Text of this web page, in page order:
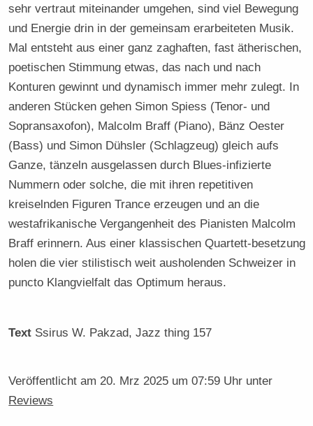
sehr vertraut miteinander umgehen, sind viel Bewegung
und Energie drin in der gemeinsam erarbeiteten Musik.
Mal entsteht aus einer ganz zaghaften, fast ätherischen,
poetischen Stimmung etwas, das nach und nach
Konturen gewinnt und dynamisch immer mehr zulegt. In
anderen Stücken gehen Simon Spiess (Tenor- und
Sopransaxofon), Malcolm Braff (Piano), Bänz Oester
(Bass) und Simon Dühsler (Schlagzeug) gleich aufs
Ganze, tänzeln ausgelassen durch Blues-infizierte
Nummern oder solche, die mit ihren repetitiven
kreiselnden Figuren Trance erzeugen und an die
westafrikanische Vergangenheit des Pianisten Malcolm
Braff erinnern. Aus einer klassischen Quartett-besetzung
holen die vier stilistisch weit ausholenden Schweizer in
puncto Klangvielfalt das Optimum heraus.
Text Ssirus W. Pakzad, Jazz thing 157
Veröffentlicht am 20. Mrz 2025 um 07:59 Uhr unter
Reviews